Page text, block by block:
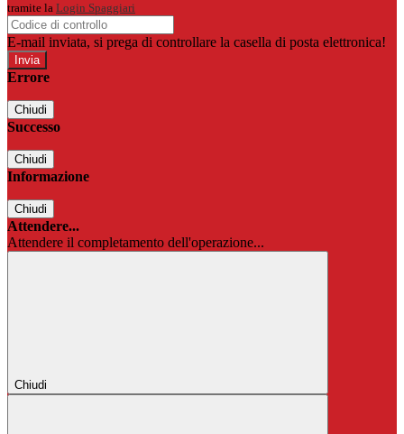
tramite la Login Spaggiari
E-mail inviata, si prega di controllare la casella di posta elettronica!
Errore
Chiudi
Successo
Chiudi
Informazione
Chiudi
Attendere...
Attendere il completamento dell'operazione...
Chiudi